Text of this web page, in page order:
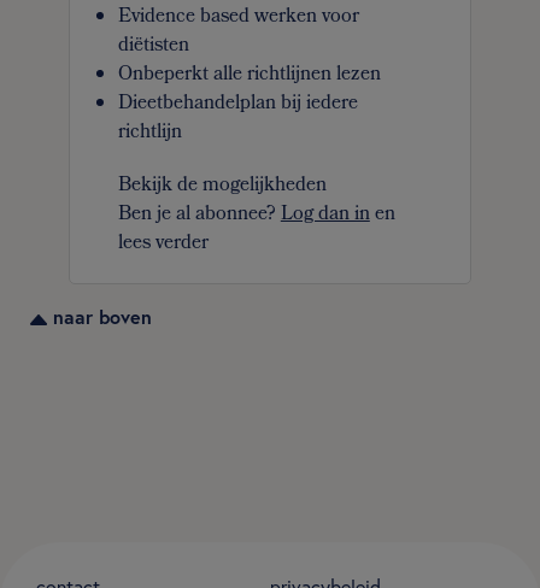
Evidence based werken voor
diëtisten
Onbeperkt alle richtlijnen lezen
Dieetbehandelplan bij iedere
richtlijn
Bekijk de mogelijkheden
Ben je al abonnee?Log dan inen
lees verder
naar boven